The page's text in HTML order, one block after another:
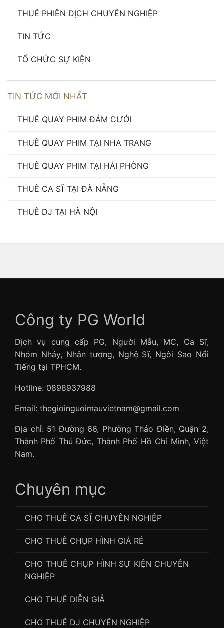
THUÊ PHIÊN DỊCH CHUYÊN NGHIỆP
TIN TỨC
TỔ CHỨC SỰ KIỆN
TIN TỨC MỚI NHẤT
THUÊ QUAY PHIM ĐÁM CƯỚI
THUÊ QUAY PHIM TẠI NHA TRANG
THUÊ QUAY PHIM TẠI HẢI PHÒNG
THUÊ CA SĨ TẠI ĐÀ NẴNG
THUÊ DJ TẠI HÀ NỘI
Công ty PG World
Dịch vụ cung cấp PG, Người Mẫu, MC, Ca Sĩ,
Nhóm Nhảy, Nhân tượng, Nghệ Sĩ, Ngôi Sao Nổi
Tiếng tại TPHCM.
Hotline: 0898937988
Email: thegioinguoimauvietnam@gmail.com
Địa chỉ: 51 Đường 66, Phường Thảo Điền, Quận 2,
Thành Phố Thủ Đức, Thành Phố Hồ Chí Minh, Việt
Nam.
Chuyên mục
CHO THUÊ CA SĨ CHUYÊN NGHIỆP
CHO THUÊ CHỤP HÌNH GIÁ RẺ
CHO THUÊ CHỤP HÌNH SỰ KIỆN CHUYÊN
NGHIỆP
CHO THUÊ DIỄN GIẢ
CHO THUÊ DJ CHUYÊN NGHIỆP